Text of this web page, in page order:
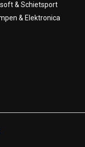
& Schietsport
& Elektronica